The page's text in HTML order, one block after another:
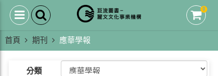
0
首頁 期刊 應華學報
分類